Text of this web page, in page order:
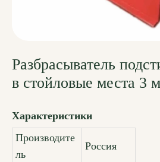
Разбрасыватель
в стойловые места 3
Характеристики
Производите
ль
Россия